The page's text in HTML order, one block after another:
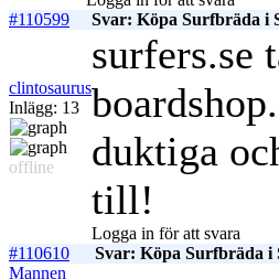
#110599
Svar: Köpa Surfbräda i
clintosaurus
Inlägg: 13
offline
surfers.se
duktiga
till!
Logga in för att svara
#110610
Svar: Köpa Surfbräda i
Mannen